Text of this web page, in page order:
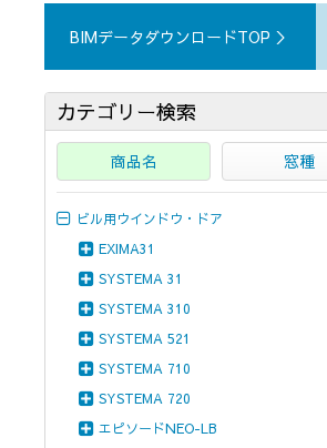
BIMデータダウンロードTOP ＞
カテゴリー検索
商品名 窓種
ビル用ウインドウ・ドア
EXIMA31
SYSTEMA 31
SYSTEMA 310
SYSTEMA 521
SYSTEMA 710
SYSTEMA 720
エピソードNEO-LB